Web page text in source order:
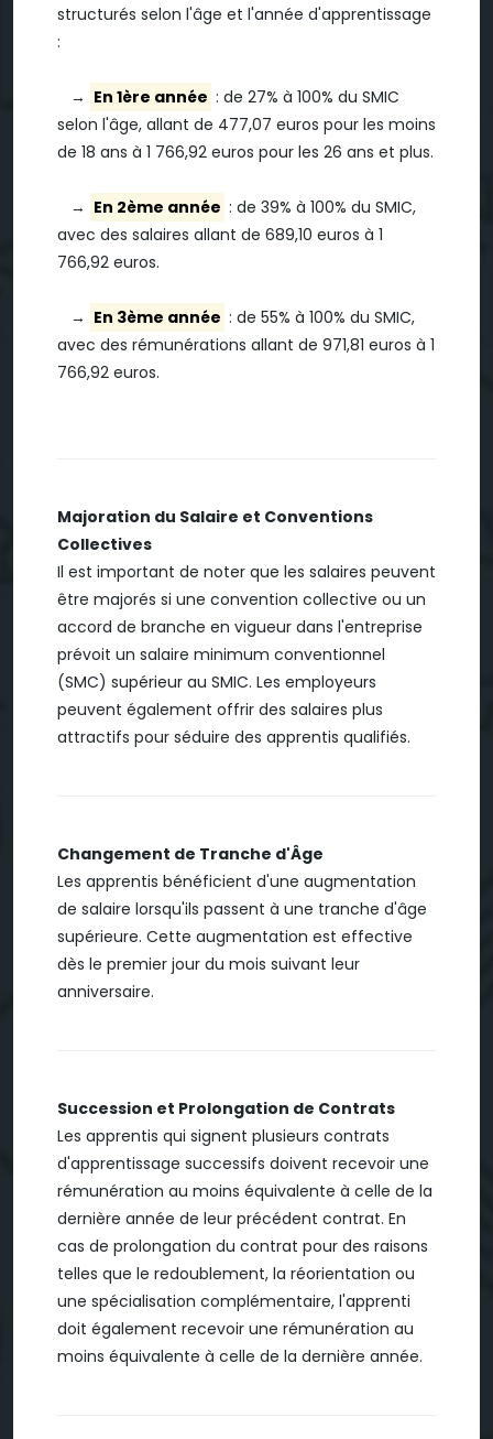
structurés selon l'âge et l'année d'apprentissage
:
→ En 1ère année : de 27% à 100% du SMIC
selon l'âge, allant de 477,07 euros pour les moins
de 18 ans à 1 766,92 euros pour les 26 ans et plus.
→ En 2ème année : de 39% à 100% du SMIC,
avec des salaires allant de 689,10 euros à 1
766,92 euros.
→ En 3ème année : de 55% à 100% du SMIC,
avec des rémunérations allant de 971,81 euros à 1
766,92 euros.
Majoration du Salaire et Conventions
Collectives
Il est important de noter que les salaires peuvent
être majorés si une convention collective ou un
accord de branche en vigueur dans l'entreprise
prévoit un salaire minimum conventionnel
(SMC) supérieur au SMIC. Les employeurs
peuvent également offrir des salaires plus
attractifs pour séduire des apprentis qualifiés.
Changement de Tranche d'Âge
Les apprentis bénéficient d'une augmentation
de salaire lorsqu'ils passent à une tranche d'âge
supérieure. Cette augmentation est effective
dès le premier jour du mois suivant leur
anniversaire.
Succession et Prolongation de Contrats
Les apprentis qui signent plusieurs contrats
d'apprentissage successifs doivent recevoir une
rémunération au moins équivalente à celle de la
dernière année de leur précédent contrat. En
cas de prolongation du contrat pour des raisons
telles que le redoublement, la réorientation ou
une spécialisation complémentaire, l'apprenti
doit également recevoir une rémunération au
moins équivalente à celle de la dernière année.